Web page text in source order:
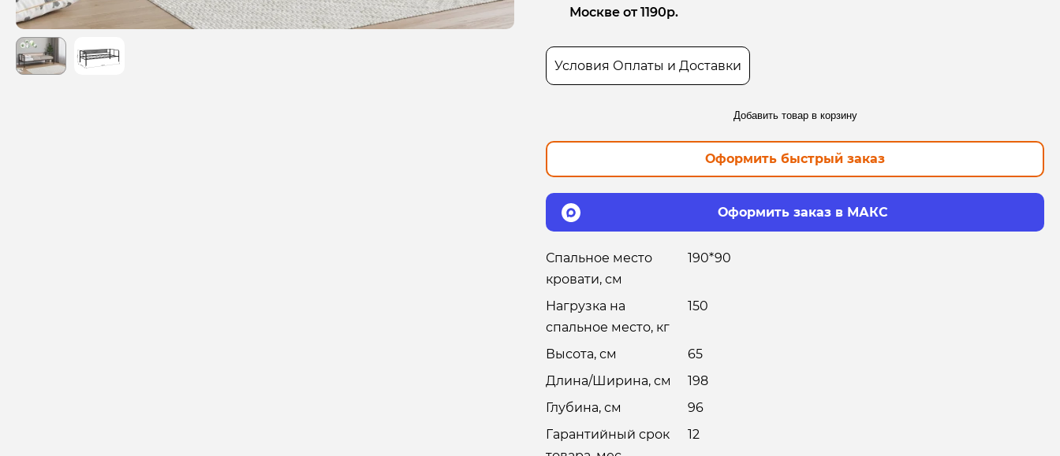
Москве от 1190р.
Условия Оплаты и Доставки
Добавить товар в корзину
Оформить быстрый заказ
Оформить заказ в МАКС
Спальное место
кровати, см
190*90
Нагрузка на
спальное место, кг
150
Высота, см
65
Длина/Ширина, см
198
Глубина, см
96
Гарантийный срок
12